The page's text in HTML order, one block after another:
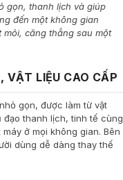
gọn, thanh lịch và giúp
đến một không gian
căng thẳng sau một
VẬT LIỆU CAO CẤP
gọn, được làm từ vật
đạo thanh lịch, tinh tế cùng
ở mọi không gian. Bên
dùng dễ dàng thay thế